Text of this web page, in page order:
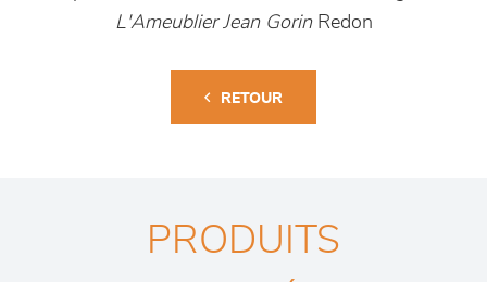
L'Ameublier Jean GorinRedon
RETOUR
PRODUITS